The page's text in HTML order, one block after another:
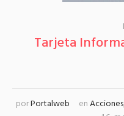
Tarjeta
porPortalweb enAcciones